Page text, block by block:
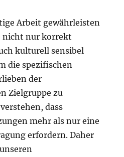
Arbeit gewährleisten
nicht nur korrekt
kulturell sensibel
die spezifischen
der
Zielgruppe zu
dass
mehr als nur eine
erfordern. Daher